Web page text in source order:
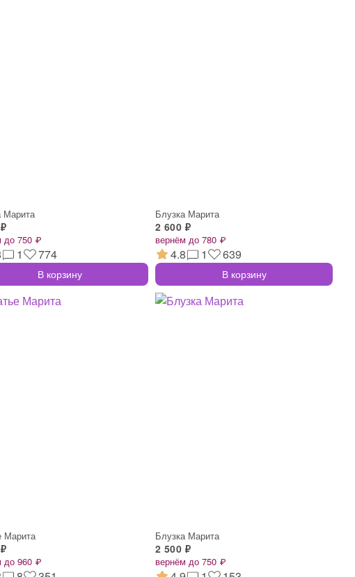
Марита
до 750 ₽
1 774
В корзину
Блузка Марита
2 600 ₽
вернём до 780 ₽
4.8 1 639
В корзину
Марита
до 960 ₽
Блузка Марита
2 500 ₽
вернём до 750 ₽